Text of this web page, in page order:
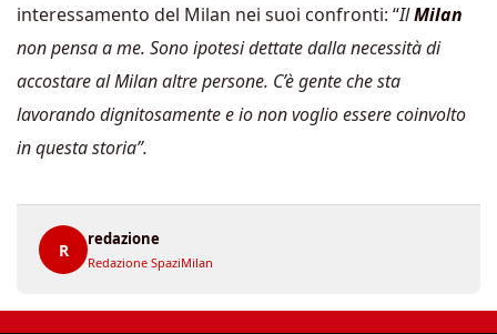
interessamento del Milan nei suoi confronti: “IlMilan
non pensa a me. Sono ipotesi dettate dalla necessità di
accostare al Milan altre persone. C’è gente che sta
lavorando dignitosamente e io non voglio essere coinvolto
in questa storia”.
R
redazione
Redazione SpaziMilan